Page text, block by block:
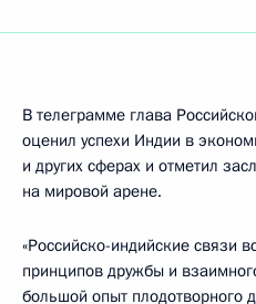
В телеграмме глава
оценил успехи Индии в
и других сферах и отметил
на мировой арене.
«Российско-индийские связи
принципов дружбы и
большой опыт плодотворного